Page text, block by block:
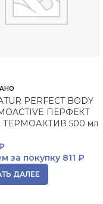
PERFECT BODY
ПЕРФЕКТ
500 мл
за покупку 811 ₽
ДАЛЕЕ